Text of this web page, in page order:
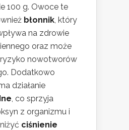
100 g. Owoce te
błonnik , który
na zdrowie
oraz może
nowotworów
Dodatkowo
działanie
, co sprzyja
z organizmu i
ciśnienie